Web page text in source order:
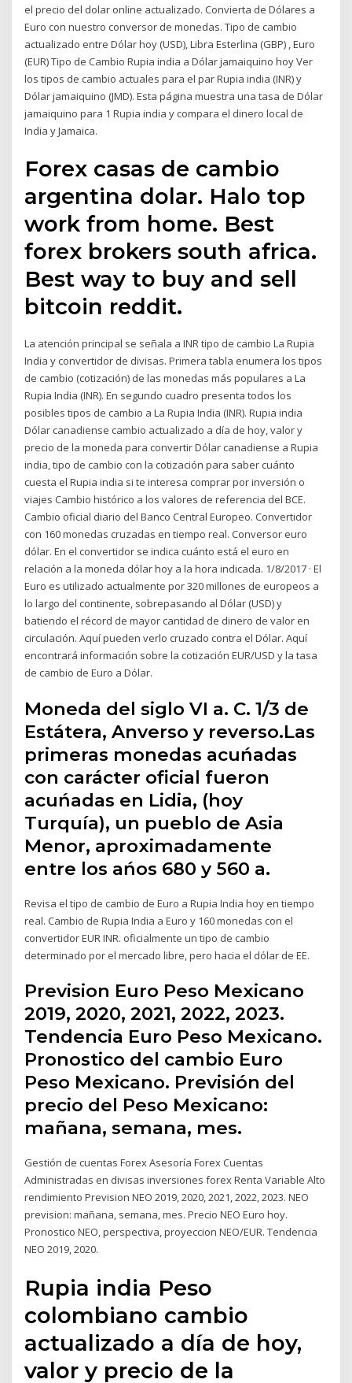
el precio del dolar online actualizado. Convierta de Dólares a
Euro con nuestro conversor de monedas. Tipo de cambio
actualizado entre Dólar hoy (USD), Libra Esterlina (GBP) , Euro
(EUR) Tipo de Cambio Rupia india a Dólar jamaiquino hoy Ver
los tipos de cambio actuales para el par Rupia india (INR) y
Dólar jamaiquino (JMD). Esta página muestra una tasa de Dólar
jamaiquino para 1 Rupia india y compara el dinero local de
India y Jamaica.
Forex casas de cambio
argentina dolar. Halo top
work from home. Best
forex brokers south africa.
Best way to buy and sell
bitcoin reddit.
La atención principal se señala a INR tipo de cambio La Rupia
India y convertidor de divisas. Primera tabla enumera los tipos
de cambio (cotización) de las monedas más populares a La
Rupia India (INR). En segundo cuadro presenta todos los
posibles tipos de cambio a La Rupia India (INR). Rupia india
Dólar canadiense cambio actualizado a día de hoy, valor y
precio de la moneda para convertir Dólar canadiense a Rupia
india, tipo de cambio con la cotización para saber cuánto
cuesta el Rupia india si te interesa comprar por inversión o
viajes Cambio histórico a los valores de referencia del BCE.
Cambio oficial diario del Banco Central Europeo. Convertidor
con 160 monedas cruzadas en tiempo real. Conversor euro
dólar. En el convertidor se indica cuánto está el euro en
relación a la moneda dólar hoy a la hora indicada. 1/8/2017 · El
Euro es utilizado actualmente por 320 millones de europeos a
lo largo del continente, sobrepasando al Dólar (USD) y
batiendo el récord de mayor cantidad de dinero de valor en
circulación. Aquí pueden verlo cruzado contra el Dólar. Aquí
encontrará información sobre la cotización EUR/USD y la tasa
de cambio de Euro a Dólar.
Moneda del siglo VI a. C. 1/3 de
Estátera, Anverso y reverso.Las
primeras monedas acuńadas
con carácter oficial fueron
acuńadas en Lidia, (hoy
Turquía), un pueblo de Asia
Menor, aproximadamente
entre los ańos 680 y 560 a.
Revisa el tipo de cambio de Euro a Rupia India hoy en tiempo
real. Cambio de Rupia India a Euro y 160 monedas con el
convertidor EUR INR. oficialmente un tipo de cambio
determinado por el mercado libre, pero hacia el dólar de EE.
Prevision Euro Peso Mexicano
2019, 2020, 2021, 2022, 2023.
Tendencia Euro Peso Mexicano.
Pronostico del cambio Euro
Peso Mexicano. Previsión del
precio del Peso Mexicano:
mañana, semana, mes.
Gestión de cuentas Forex Asesoría Forex Cuentas
Administradas en divisas inversiones forex Renta Variable Alto
rendimiento Prevision NEO 2019, 2020, 2021, 2022, 2023. NEO
prevision: mañana, semana, mes. Precio NEO Euro hoy.
Pronostico NEO, perspectiva, proyeccion NEO/EUR. Tendencia
NEO 2019, 2020.
Rupia india Peso
colombiano cambio
actualizado a día de hoy,
valor y precio de la